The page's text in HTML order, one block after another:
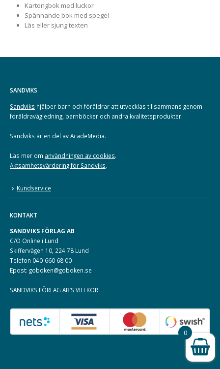
Kartongbok med luckor
Spännande bok med spegel
Läs eller sjung texten
SANDVIKS
Sandviks hjälper barn och föräldrar att utvecklas tillsammans genom
föräldravägledning, barnböcker och andra kvalitetsprodukter.
Sandviks är en del avAcadeMedia.
Läs mer om användningen av cookies.
Aktsamhetsvärdering för Sandviks.
Kundservice
KONTAKT
SANDVIKS FÖRLAG AB
C/O Online i Lund
Skiffervägen 10, 224 78 Lund
Telefon 040-660 68 00
Epost: goboken@goboken.se
SANDVIKS FÖRLAG AB’S VILLKOR
0